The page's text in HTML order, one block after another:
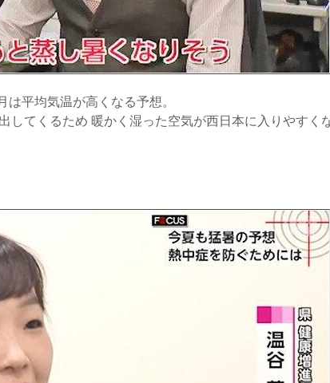
平均気温が高くなる予想。
てくるため 暖かく湿った空気が西日本に入りやすく